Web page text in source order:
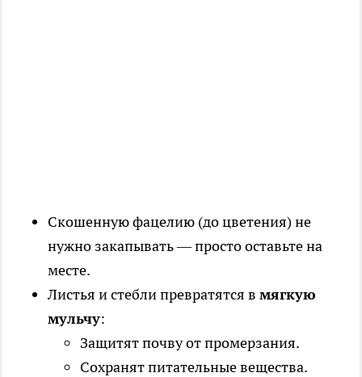
Скошенную фацелию (до цветения) не
нужно закапывать — просто оставьте на
месте.
Листья и стебли превратятся в мягкую
мульчу:
Защитят почву от промерзания.
Сохранят питательные вещества.